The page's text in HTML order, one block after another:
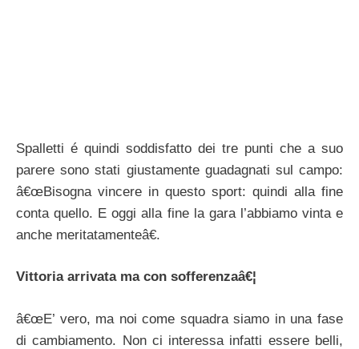
Spalletti é quindi soddisfatto dei tre punti che a suo
parere sono stati giustamente guadagnati sul campo:
â€œBisogna vincere in questo sport: quindi alla fine
conta quello. E oggi alla fine la gara l’abbiamo vinta e
anche meritatamenteâ€.
Vittoria arrivata ma con sofferenzaâ€¦
â€œE’ vero, ma noi come squadra siamo in una fase
di cambiamento. Non ci interessa infatti essere belli,